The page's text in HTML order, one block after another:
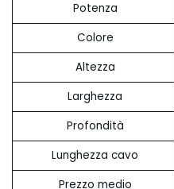
Potenza
Colore
Altezza
Larghezza
Profondità
Lunghezza cavo
Prezzo medio